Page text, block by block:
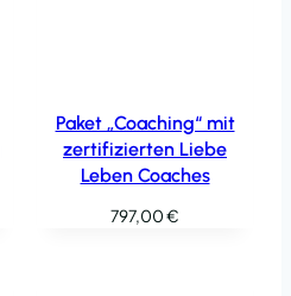
Paket „Coaching“ mit
zertifizierten Liebe
Leben Coaches
797,00€